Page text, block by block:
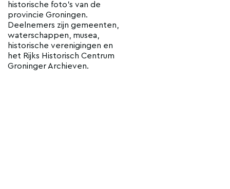
historische foto’s van de
provincie Groningen.
Deelnemers zijn gemeenten,
waterschappen, musea,
historische verenigingen en
het Rijks Historisch Centrum
Groninger Archieven.